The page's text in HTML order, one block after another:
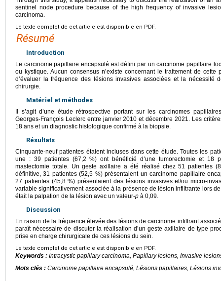
sentinel node procedure because of the high frequency of invasive
carcinoma.
Le texte complet de cet article est disponible en PDF.
Résumé
Introduction
Le carcinome papillaire encapsulé est défini par un carcinome papillaire
ou kystique. Aucun consensus n’existe concernant le traitement de cette
d’évaluer la fréquence des lésions invasives associées et la
chirurgie.
Matériel et méthodes
Il s’agit d’une étude rétrospective portant sur les carcinomes
Georges-François Leclerc entre janvier 2010 et décembre 2021. Les
18 ans et un diagnostic histologique confirmé à la biopsie.
Résultats
Cinquante-neuf patientes étaient incluses dans cette étude. Toutes les
une : 39 patientes (67,2 %) ont bénéficié d’une tumorectomie et 18
mastectomie totale. Un geste axillaire a été réalisé chez 51 patientes
définitive, 31 patientes (52,5 %) présentaient un carcinome papillaire
27 patientes (45,8 %) présentaient des lésions invasives et/ou micro-
variable significativement associée à la présence de lésion infiltrante lors
était la palpation de la lésion avec un valeur-p à 0,09.
Discussion
En raison de la fréquence élevée des lésions de carcinome infiltrant
paraît nécessaire de discuter la réalisation d’un geste axillaire de type
prise en charge chirurgicale de ces lésions du sein.
Le texte complet de cet article est disponible en PDF.
Keywords : Intracystic papillary carcinoma, Papillary lesions, Invasive
Mots clés : Carcinome papillaire encapsulé, Lésions papillaires, Lésions